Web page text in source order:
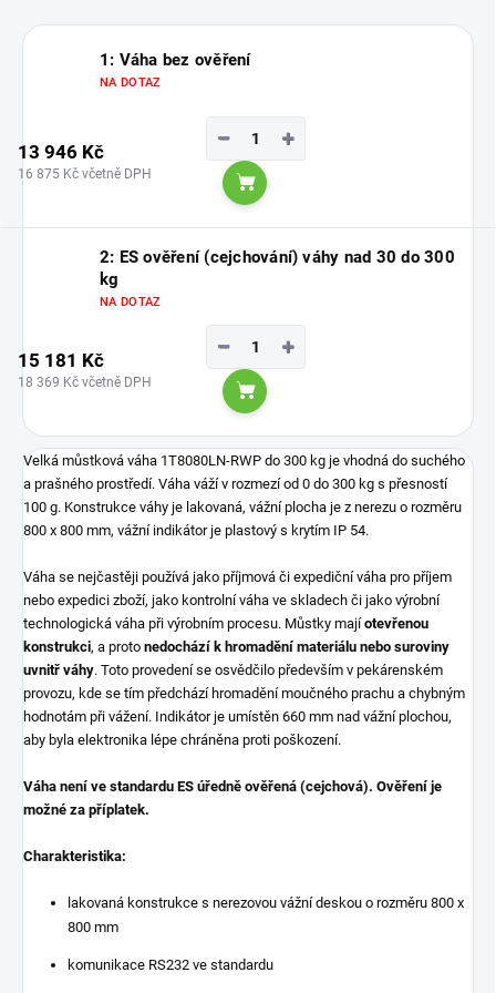
1: Váha bez ověření
NA DOTAZ
13 946 Kč
16 875 Kč včetně DPH
+
−
Do košíku
2: ES ověření (cejchování) váhy nad 30 do 300
kg
NA DOTAZ
15 181 Kč
18 369 Kč včetně DPH
+
−
Do košíku
Velká můstková váha 1T8080LN-RWP do 300 kg je vhodná do suchého
a prašného prostředí. Váha váží v rozmezí od 0 do 300 kg s přesností
100 g. Konstrukce váhy je lakovaná, vážní plocha je z nerezu o rozměru
800 x 800 mm, vážní indikátor je plastový s krytím IP 54.
Váha se nejčastěji používá jako příjmová či expediční váha pro příjem
nebo expedici zboží, jako kontrolní váha ve skladech či jako výrobní
technologická váha při výrobním procesu. Můstky majíotevřenou
konstrukci, a proto nedochází k hromadění materiálu nebo suroviny
uvnitř váhy. Toto provedení se osvědčilo především v pekárenském
provozu, kde se tím předchází hromadění moučného prachu a chybným
hodnotám při vážení. Indikátor je umístěn 660 mm nad vážní plochou,
aby byla elektronika lépe chráněna proti poškození.
Váha není ve standardu ES úředně ověřená (cejchová). Ověření je
možné za příplatek.
Charakteristika:
lakovaná konstrukce s nerezovou vážní deskou o rozměru 800 x
800 mm
komunikace RS232 ve standardu